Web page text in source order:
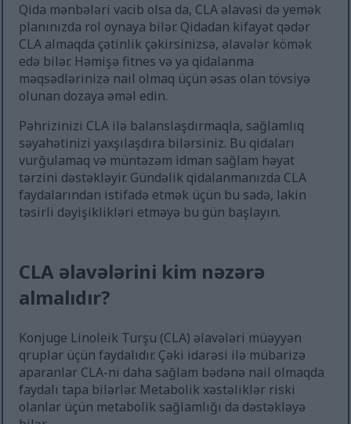
Qida mənbələri vacib olsa da, CLA əlavəsi də yemək
planınızda rol oynaya bilər. Qidadan kifayət qədər
CLA almaqda çətinlik çəkirsinizsə, əlavələr kömək
edə bilər. Həmişə fitnes və ya qidalanma
məqsədlərinizə nail olmaq üçün əsas olan tövsiyə
olunan dozaya əməl edin.
Pəhrizinizi CLA ilə balanslaşdırmaqla, sağlamlıq
səyahətinizi yaxşılaşdıra bilərsiniz. Bu qidaları
vurğulamaq və müntəzəm idman sağlam həyat
tərzini dəstəkləyir. Gündəlik qidalanmanızda CLA
faydalarından istifadə etmək üçün bu sadə, lakin
təsirli dəyişiklikləri etməyə bu gün başlayın.
CLA əlavələrini kim nəzərə
almalıdır?
Konjuge Linoleik Turşu (CLA) əlavələri müəyyən
qruplar üçün faydalıdır. Çəki idarəsi ilə mübarizə
aparanlar CLA-nı daha sağlam bədənə nail olmaqda
faydalı tapa bilərlər. Metabolik xəstəliklər riski
olanlar üçün metabolik sağlamlığı da dəstəkləyə